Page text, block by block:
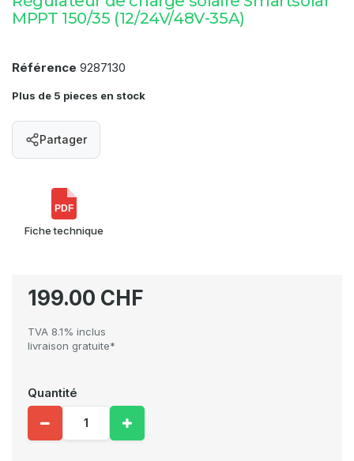
MPPT 150/35 (12/24V/48V-35A)
Référence 9287130
Plus de 5 pieces en stock
Partager
PDF
Fiche technique
199.00 CHF
TVA 8.1% inclus
livraison gratuite*
Quantité